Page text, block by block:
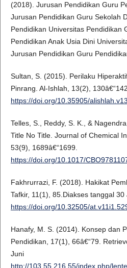
(2018). Jurusan Pendidikan Guru
Jurusan Pendidikan Guru Sekolah
Pendidikan Universitas Pendidikan
Pendidikan Anak Usia Dini
Jurusan Pendidikan Guru
Sultan, S. (2015). Perilaku
Pinrang. Al-Ishlah, 13(2),
https://doi.org/10.35905/
Telles, S., Reddy, S. K., &
Title No Title. Journal of Chemical
53(9), 1689â€“1699.
https://doi.org/10.1017/
Fakhrurrazi, F. (2018). Hakikat
Tafkir, 11(1), 85.Diakses tanggal 30
https://doi.org/10.32505/
Hanafy, M. S. (2014). Konsep dan
Pendidikan, 17(1), 66â€“79.
Juni
http://103.55.216.55/index.php/